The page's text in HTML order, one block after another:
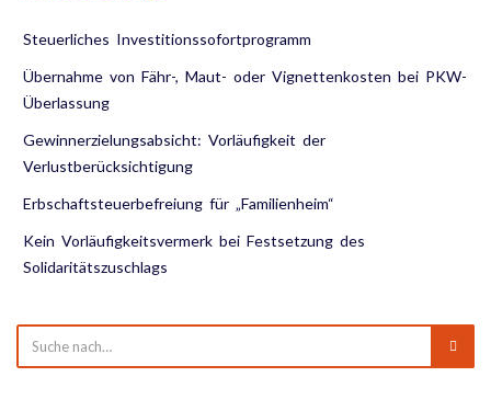
Steuerliches Investitionssofortprogramm
Übernahme von Fähr-, Maut- oder Vignettenkosten bei PKW-
Überlassung
Gewinnerzielungsabsicht: Vorläufigkeit der
Verlustberücksichtigung
Erbschaftsteuerbefreiung für „Familienheim“
Kein Vorläufigkeitsvermerk bei Festsetzung des
Solidaritätszuschlags